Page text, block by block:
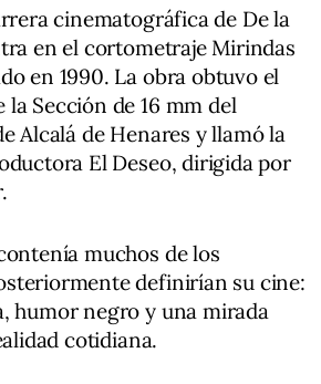
cinematográfica de De la
en el cortometraje Mirindas
en 1990. La obra obtuvo el
Sección de 16 mm del
Alcalá de Henares y llamó la
El Deseo, dirigida por
muchos de los
definirían su cine:
humor negro y una mirada
cotidiana.